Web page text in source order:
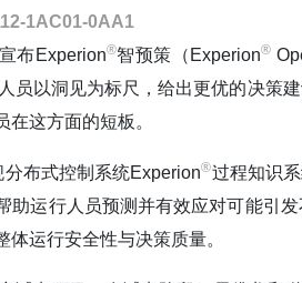
1AC01-0AA1
布Experion®️智预策（Experion®️
员以洞见为标尺，给出更优的决策
这方面的短板。
布式控制系统Experion®️过程知识
助运行人员预测并有效应对可能引
运行安全性与决策质量。